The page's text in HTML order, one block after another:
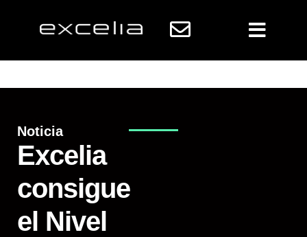
Noticia
Excelia
consigue
el Nivel